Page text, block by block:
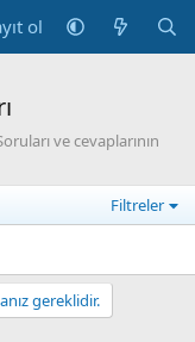
ol
ve cevaplarının
Filtreler
gereklidir.